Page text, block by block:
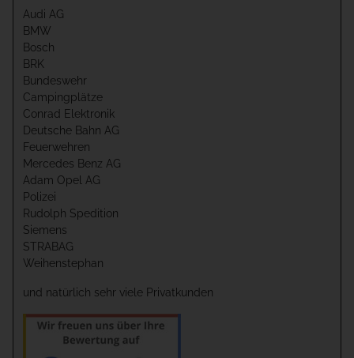
Audi AG
BMW
Bosch
BRK
Bundeswehr
Campingplätze
Conrad Elektronik
Deutsche Bahn AG
Feuerwehren
Mercedes Benz AG
Adam Opel AG
Polizei
Rudolph Spedition
Siemens
STRABAG
Weihenstephan
und natürlich sehr viele Privatkunden